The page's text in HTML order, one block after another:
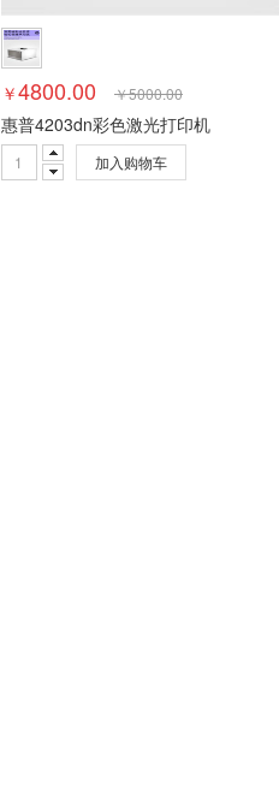
￥4800.00 ￥5000.00
惠普4203dn彩色激光打印机
加入购物车